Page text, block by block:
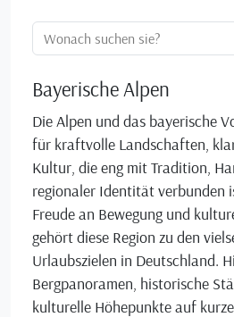
Ortssuche:
Bayerische Alpen
Die Alpen und das bayerische
für kraftvolle Landschaften,
Kultur, die eng mit Tradition,
regionaler Identität verbunden
Freude an Bewegung und
gehört diese Region zu den
Urlaubszielen in Deutschland.
Bergpanoramen, historische
kulturelle Höhepunkte auf